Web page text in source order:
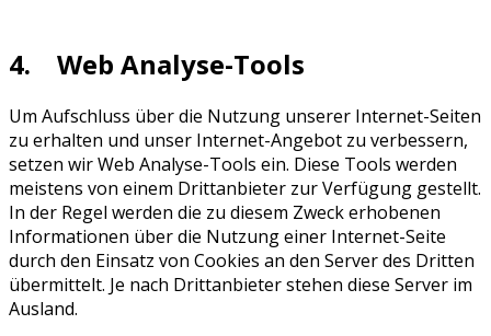
4. Web Analyse-Tools
Um Aufschluss über die Nutzung unserer Internet-Seiten
zu erhalten und unser Internet-Angebot zu verbessern,
setzen wir Web Analyse-Tools ein. Diese Tools werden
meistens von einem Drittanbieter zur Verfügung gestellt.
In der Regel werden die zu diesem Zweck erhobenen
Informationen über die Nutzung einer Internet-Seite
durch den Einsatz von Cookies an den Server des Dritten
übermittelt. Je nach Drittanbieter stehen diese Server im
Ausland.